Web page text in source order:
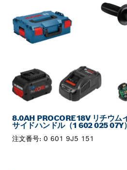
8.0AH PROCORE18V リチウム
サイドハンドル（1 602 025
注文番号: 0 601 9J5 151